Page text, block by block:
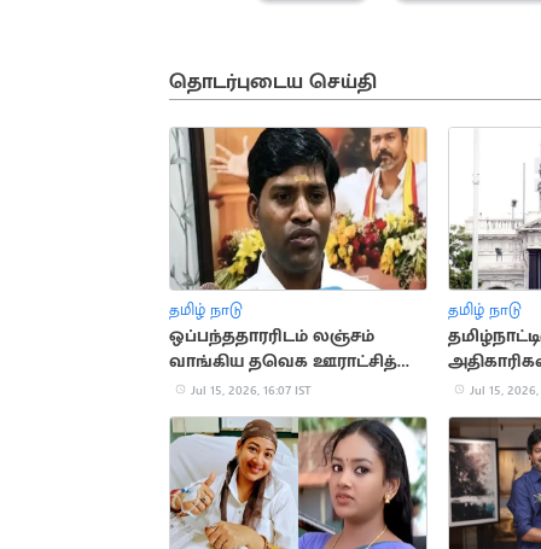
தொடர்புடைய செய்தி
தமிழ் நாடு
ஒப்பந்ததாரரிடம் லஞ்சம்
வாங்கிய தவெக ஊராட்சித்
தலைவர் கைது
Jul 15, 2026, 16:07 IST
தமிழ் நாடு
பட்டியல்
Jul 15, 2026,